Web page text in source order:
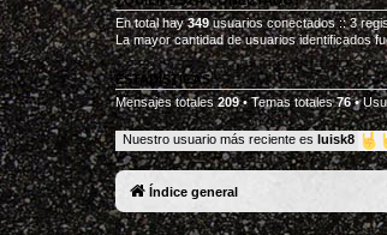
En total hay349usuarios conectados :: 3
La mayor cantidad de usuarios identificados
ESTADÍSTICAS
Mensajes totales209• Temas totales76•
Nuestro usuario más reciente es luisk8
Índice general